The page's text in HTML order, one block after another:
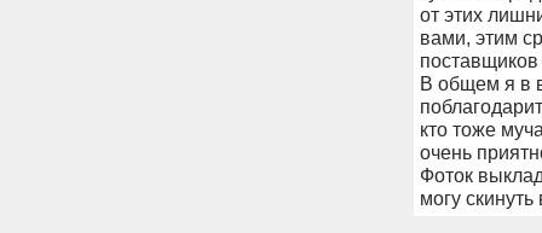
от этих
вами, этим
В общем я в
кто тоже
очень
Фоток
могу скинуть